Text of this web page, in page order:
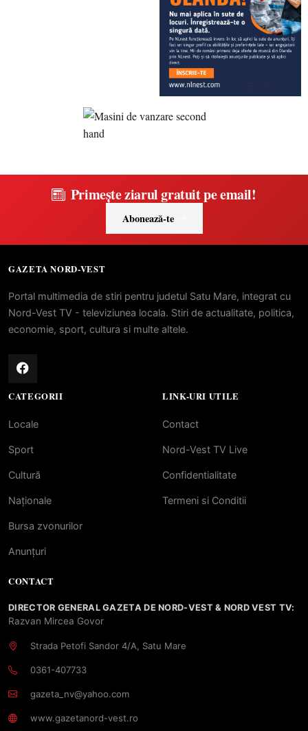
Primește ziarul gratuit pe email!
Abonează-te
GAZETA NORD-VEST
Portal multimedia de stiri pentru judetul Satu Mare, integrat cu
Nord-Vest TV - televiziunea locala. Stiri de actualitate, politica,
economie, sport, cultura si multe altele.
CATEGORII
Locale
Sport
Cultură
Naționale
Bursa zvonurilor
Anunțuri
LINK-URI UTILE
Contact
Nord-Vest TV Live
Confidentialitate
Termeni si Conditii
CONTACT
DIRECTOR GENERAL GAZETA DE NORD-VEST & NORD VEST TV:
Razvan Mircea Govor
Strada Petofi Sandor 4/A, Satu Mare
0361-407733
gazeta_nv@yahoo.com
www.gazetanord-vest.ro